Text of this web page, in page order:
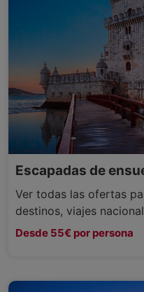
Escapadas de
Ver todas las ofertas
destinos, viajes
Desde 55€ por persona